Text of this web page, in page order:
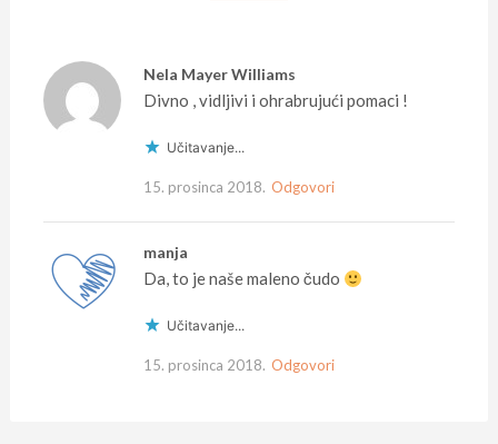
Nela Mayer Williams
Divno , vidljivi i ohrabrujući pomaci !
Učitavanje...
15. prosinca 2018. Odgovori
manja
Da, to je naše maleno čudo
Učitavanje...
15. prosinca 2018. Odgovori